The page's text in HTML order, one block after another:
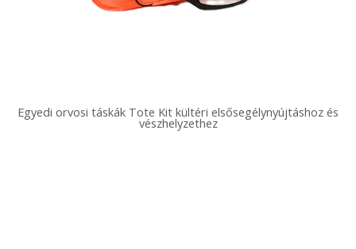
Egyedi orvosi táskák Tote Kit kültéri elsősegélynyújtáshoz és
vészhelyzethez